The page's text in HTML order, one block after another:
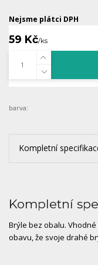
Nejsme plátci DPH
59 Kč/ks
barva:
Kompletní
Kompletní
Brýle bez obalu.
obavu, že svoje drahé